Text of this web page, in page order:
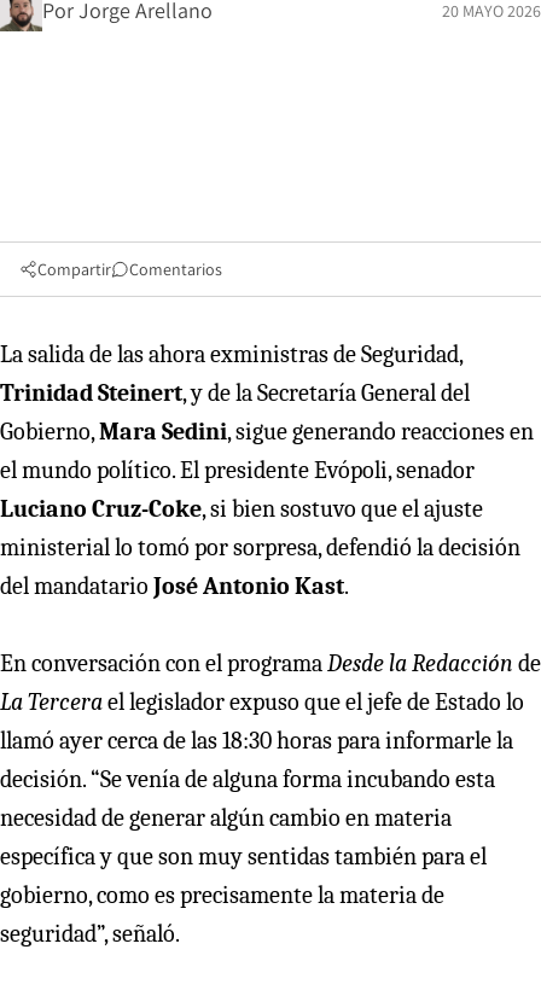
PorJorge Arellano 20 MAYO 2026
Compartir Comentarios
La salida de las ahora exministras de Seguridad,
Trinidad Steinert, y de la Secretaría General del
Gobierno,Mara Sedini, sigue generando reacciones en
el mundo político. El presidente Evópoli, senador
Luciano Cruz-Coke, si bien sostuvo que el ajuste
ministerial lo tomó por sorpresa, defendió la decisión
del mandatario José Antonio Kast.
En conversación con el programaDesde la Redacción de
La Tercerael legislador expuso que el jefe de Estado lo
llamó ayer cerca de las 18:30 horas para informarle la
decisión. “Se venía de alguna forma incubando esta
necesidad de generar algún cambio en materia
específica y que son muy sentidas también para el
gobierno, como es precisamente la materia de
seguridad”, señaló.